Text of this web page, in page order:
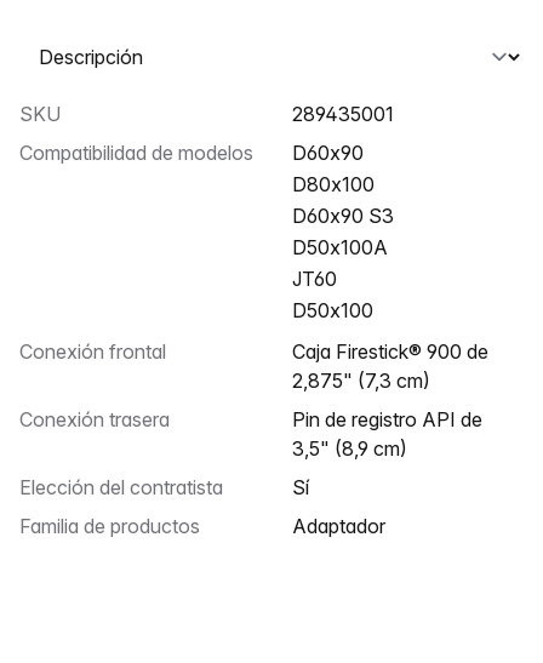
Seleccione una pestaña
SKU
289435001
Compatibilidad de modelos
D60x90
D80x100
D60x90 S3
D50x100A
JT60
D50x100
Conexión frontal
Caja Firestick® 900 de
2,875" (7,3 cm)
Conexión trasera
Pin de registro API de
3,5" (8,9 cm)
Elección del contratista
Sí
Familia de productos
Adaptador